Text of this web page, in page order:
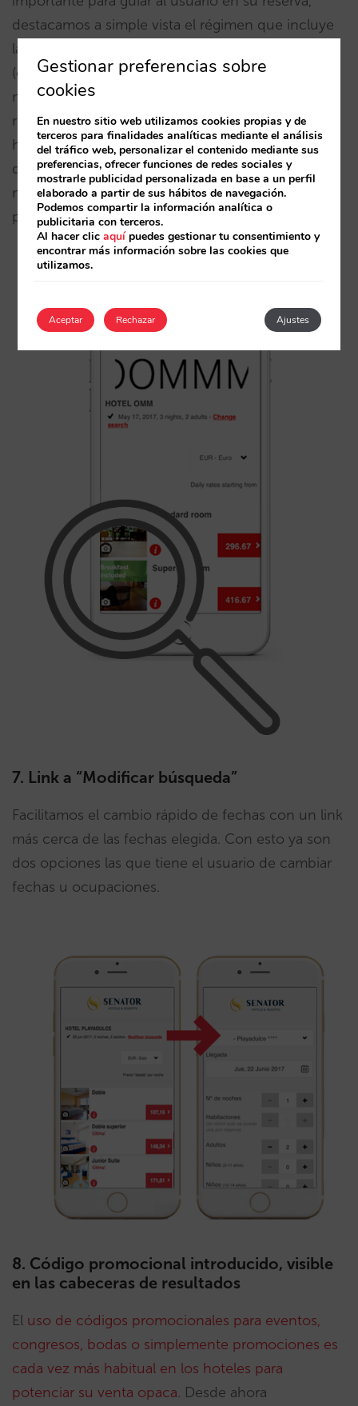
destacamos a simple vista el régimen que incluye
la tarifa más económica que es la que se muestra
(con un mensaje claro de “precio desde”. Esta
mejora facilita la comparativa de habitaciones con
regímenes diferentes como por ejemplo
habitaciones superiores o suites que incluyen
desayuno o media pensión y que ahora resaltarán
más aún sobre el resto haciéndolas más atractivas
para el usuario.
7. Link a “Modificar búsqueda”
Facilitamos el cambio rápido de fechas con un link
más cerca de las fechas elegida. Con esto ya son
dos opciones las que tiene el usuario de cambiar
fechas u ocupaciones.
8. Código promocional introducido, visible
en las cabeceras de resultados
El uso de códigos promocionales para eventos,
congresos, bodas o simplemente promociones es
cada vez más habitual en los hoteles para
potenciar su venta opaca. Desde ahora
Gestionar preferencias sobre
cookies
En nuestro sitio web utilizamos cookies propias y de
terceros para finalidades analíticas mediante el análisis
del tráfico web, personalizar el contenido mediante sus
preferencias, ofrecer funciones de redes sociales y
mostrarle publicidad personalizada en base a un perfil
elaborado a partir de sus hábitos de navegación.
Podemos compartir la información analítica o
publicitaria con terceros.
Al hacer clicaquípuedes gestionar tu consentimiento y
encontrar más información sobre las cookies que
utilizamos.
Aceptar Ajustes
Rechazar